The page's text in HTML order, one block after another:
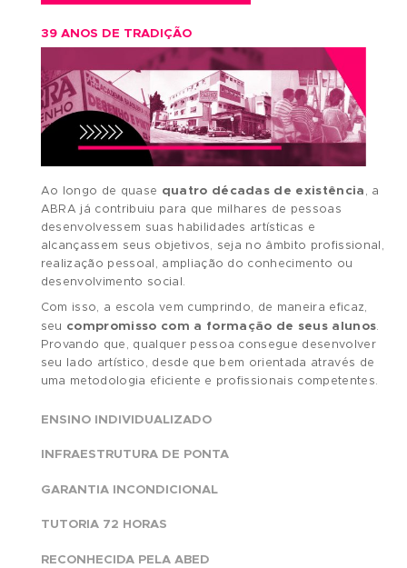
LAERTE GALESSO
Diretor e fundador da ABRA - Academia
Brasileira de Arte, uma das mais renomadas
escolas de Arte e Design da America Latina,
Laerte Galesso possui mais de 40 anos de
experiência na área de ensino.
Desenvolveu e aprimorou uma metodologia
aprender a desenhar. O resultado disso é um
das Diretrizes do primeiro curso Técnico em